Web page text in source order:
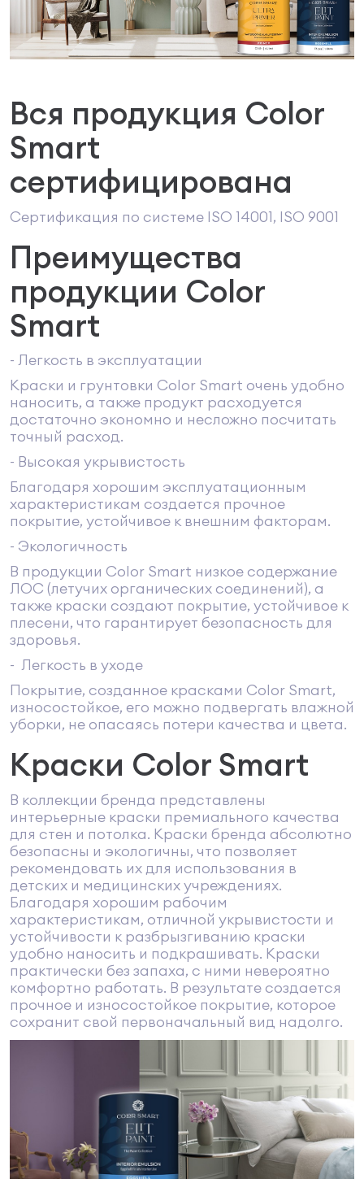
Вся продукция Color
Smart
сертифицирована
Сертификация по системе ISO 14001, ISO 9001
Преимущества
продукции Color
Smart
- Легкость в эксплуатации
Краски и грунтовки Color Smart очень удобно
наносить, а также продукт расходуется
достаточно экономно и несложно посчитать
точный расход.
- Высокая укрывистость
Благодаря хорошим эксплуатационным
характеристикам создается прочное
покрытие, устойчивое к внешним факторам.
- Экологичность
В продукции Color Smart низкое содержание
ЛОС (летучих органических соединений), а
также краски создают покрытие, устойчивое к
плесени, что гарантирует безопасность для
здоровья.
- Легкость в уходе
Покрытие, созданное красками Color Smart,
износостойкое, его можно подвергать влажной
уборки, не опасаясь потери качества и цвета.
Краски Color Smart
В коллекции бренда представлены
интерьерные краски премиального качества
для стен и потолка. Краски бренда абсолютно
безопасны и экологичны, что позволяет
рекомендовать их для использования в
детских и медицинских учреждениях.
Благодаря хорошим рабочим
характеристикам, отличной укрывистости и
устойчивости к разбрызгиванию краски
удобно наносить и подкрашивать. Краски
практически без запаха, с ними невероятно
комфортно работать. В результате создается
прочное и износостойкое покрытие, которое
сохранит свой первоначальный вид надолго.